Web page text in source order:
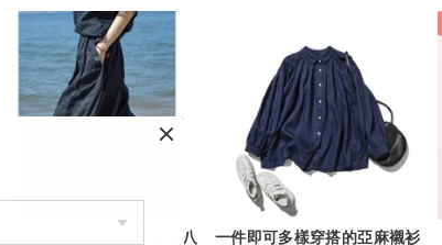
薰黑色棉麻輕薄細膩松緊腰八 一件即可多樣穿搭的亞麻襯衫